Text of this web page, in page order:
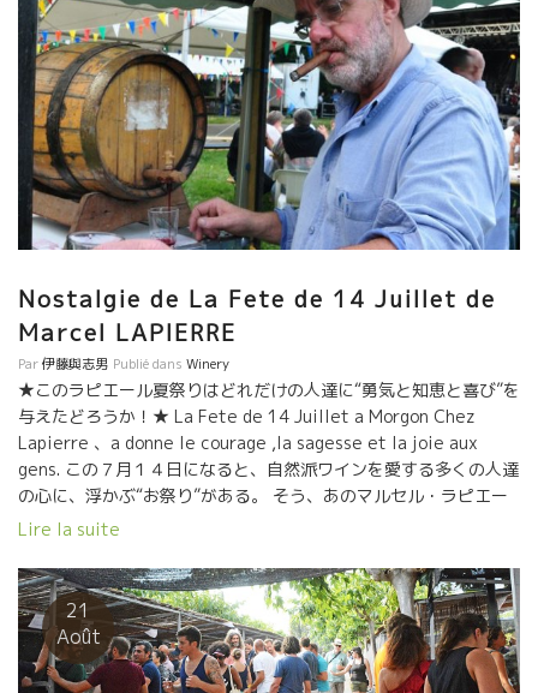
Nostalgie de La Fete de 14 Juillet de
Marcel LAPIERRE
Par伊藤與志男 Publié dans Winery
★このラピエール夏祭りはどれだけの人達に“勇気と知恵と喜び”を
与えたどろうか！★ La Fete de 14 Juillet a Morgon Chez
Lapierre 、a donne le courage ,la sagesse et la joie aux
gens. この７月１４日になると、自然派ワインを愛する多くの人達
の心に、浮かぶ“お祭り”がある。 そう、あのマルセル・ラピエー
ルが開催していた自然派ワインの夏祭りである。 世界中から自然
経営者、愛好家などが集まって朝までラピエールを飲んで、踊っ
て、語り合って、笑って朝まで楽しむお祭りだった。 初期の頃
は、前日に造り手達が集まり、色んな意見交換をする“場”でもあっ
た。 このお蔭でお互いの自然な栽培技術・醸造技術が,どれだけ改
良・進歩したものであっただろうか。 図りしれない。 このお祭り
Lire la suite
21
Août